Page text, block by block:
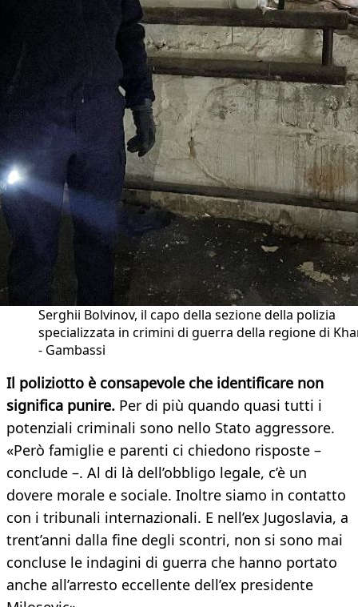
Serghii Bolvinov, il capo della sezione della polizia
specializzata in crimini di guerra della regione di
- Gambassi
Il poliziotto è consapevole che identificare non
significa punire. Per di più quando quasi tutti i
potenziali criminali sono nello Stato aggressore.
«Però famiglie e parenti ci chiedono risposte –
conclude –. Al di là dell’obbligo legale, c’è un
dovere morale e sociale. Inoltre siamo in contatto
con i tribunali internazionali. E nell’ex Jugoslavia, a
trent’anni dalla fine degli scontri, non si sono mai
concluse le indagini di guerra che hanno portato
anche all’arresto eccellente dell’ex presidente